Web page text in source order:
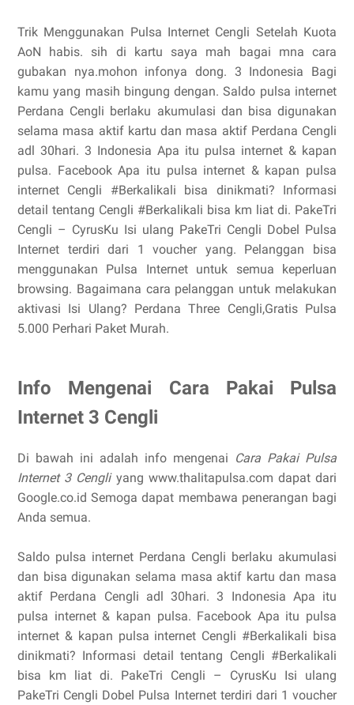
Trik Menggunakan Pulsa Internet Cengli Setelah Kuota
AoN habis. sih di kartu saya mah bagai mna cara
gubakan nya.mohon infonya dong. 3 Indonesia Bagi
kamu yang masih bingung dengan. Saldo pulsa internet
Perdana Cengli berlaku akumulasi dan bisa digunakan
selama masa aktif kartu dan masa aktif Perdana Cengli
adl 30hari. 3 Indonesia Apa itu pulsa internet & kapan
pulsa. Facebook Apa itu pulsa internet & kapan pulsa
internet Cengli #Berkalikali bisa dinikmati? Informasi
detail tentang Cengli #Berkalikali bisa km liat di. PakeTri
Cengli – CyrusKu Isi ulang PakeTri Cengli Dobel Pulsa
Internet terdiri dari 1 voucher yang. Pelanggan bisa
menggunakan Pulsa Internet untuk semua keperluan
browsing. Bagaimana cara pelanggan untuk melakukan
aktivasi Isi Ulang? Perdana Three Cengli,Gratis Pulsa
5.000 Perhari Paket Murah.
Info Mengenai Cara Pakai Pulsa
Internet 3 Cengli
Di bawah ini adalah info mengenai Cara Pakai Pulsa
Internet 3 Cengli yang www.thalitapulsa.com dapat dari
Google.co.id Semoga dapat membawa penerangan bagi
Anda semua.
Saldo pulsa internet Perdana Cengli berlaku akumulasi
dan bisa digunakan selama masa aktif kartu dan masa
aktif Perdana Cengli adl 30hari. 3 Indonesia Apa itu
pulsa internet & kapan pulsa. Facebook Apa itu pulsa
internet & kapan pulsa internet Cengli #Berkalikali bisa
dinikmati? Informasi detail tentang Cengli #Berkalikali
bisa km liat di. PakeTri Cengli – CyrusKu Isi ulang
PakeTri Cengli Dobel Pulsa Internet terdiri dari 1 voucher